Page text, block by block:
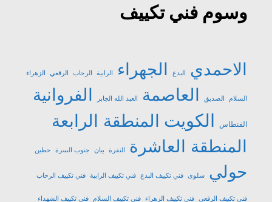
وسوم فني تكييف
الاحمدي البدع الجهراء الرابية الرحاب الرقعي الزهراء
السلام الصديق العاصمة العبد الله الجابر الفروانية
الفنطاس الكويت المنطقة الرابعة
المنطقة العاشرة
النقرة بيان جنوب السرة حطين
حولي سلوى فني تكييف البدع فني تكييف الرابية فني تكييف الرحاب
فني تكييف الرقعي فني تكييف الزهراء فني تكييف السلام فني تكييف الشهداء